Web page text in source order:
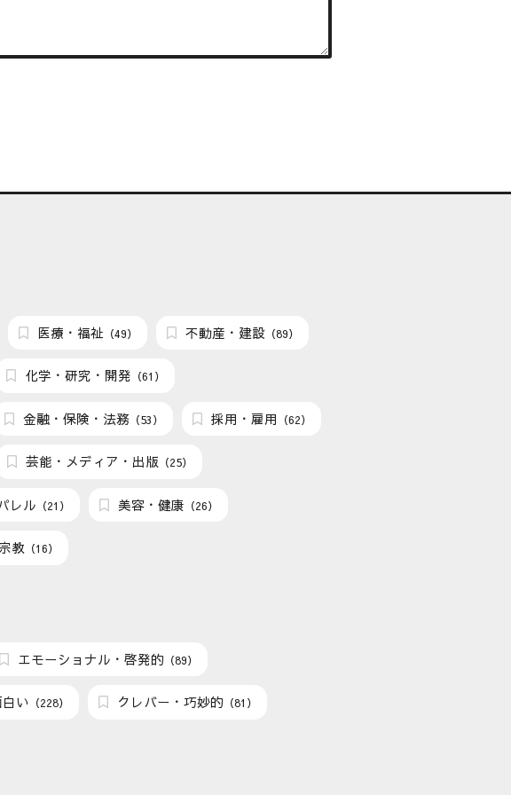
医療・福祉 （49） 不動産・建設 （89）
化学・研究・開発 （61）
金融・保険・法務 （53） 採用・雇用 （62）
芸能・メディア・出版 （25）
レル （21） 美容・健康 （26）
教 （16）
エモーショナル・啓発的 （89）
い （228） クレバー・巧妙的 （81）